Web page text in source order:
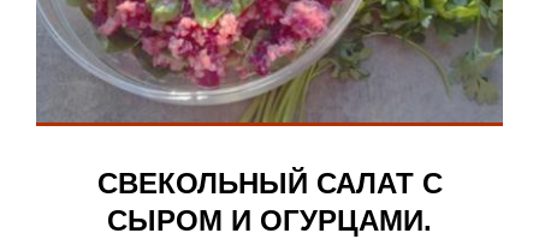
СВЕКОЛЬНЫЙ САЛАТ С
СЫРОМ И ОГУРЦАМИ.